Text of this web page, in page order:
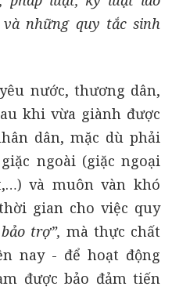
những quy tắc sinh
nước, thương dân,
khi vừa giành được
dân, mặc dù phải
ngoài (giặc ngoại
và muôn vàn khó
gian cho việc quy
trợ”, mà thực chất
nay - để hoạt động
được bảo đảm tiến